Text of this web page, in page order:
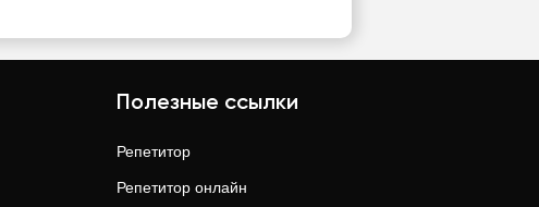
Полезные ссылки
Репетитор
Репетитор онлайн